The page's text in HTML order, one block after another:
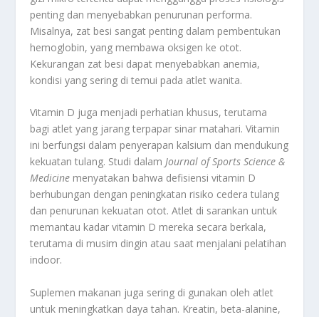
penting dan menyebabkan penurunan performa.
Misalnya, zat besi sangat penting dalam pembentukan
hemoglobin, yang membawa oksigen ke otot.
Kekurangan zat besi dapat menyebabkan anemia,
kondisi yang sering di temui pada atlet wanita.
Vitamin D juga menjadi perhatian khusus, terutama
bagi atlet yang jarang terpapar sinar matahari. Vitamin
ini berfungsi dalam penyerapan kalsium dan mendukung
kekuatan tulang. Studi dalamJournal of Sports Science &
Medicine menyatakan bahwa defisiensi vitamin D
berhubungan dengan peningkatan risiko cedera tulang
dan penurunan kekuatan otot. Atlet di sarankan untuk
memantau kadar vitamin D mereka secara berkala,
terutama di musim dingin atau saat menjalani pelatihan
indoor.
Suplemen makanan juga sering di gunakan oleh atlet
untuk meningkatkan daya tahan. Kreatin, beta-alanine,